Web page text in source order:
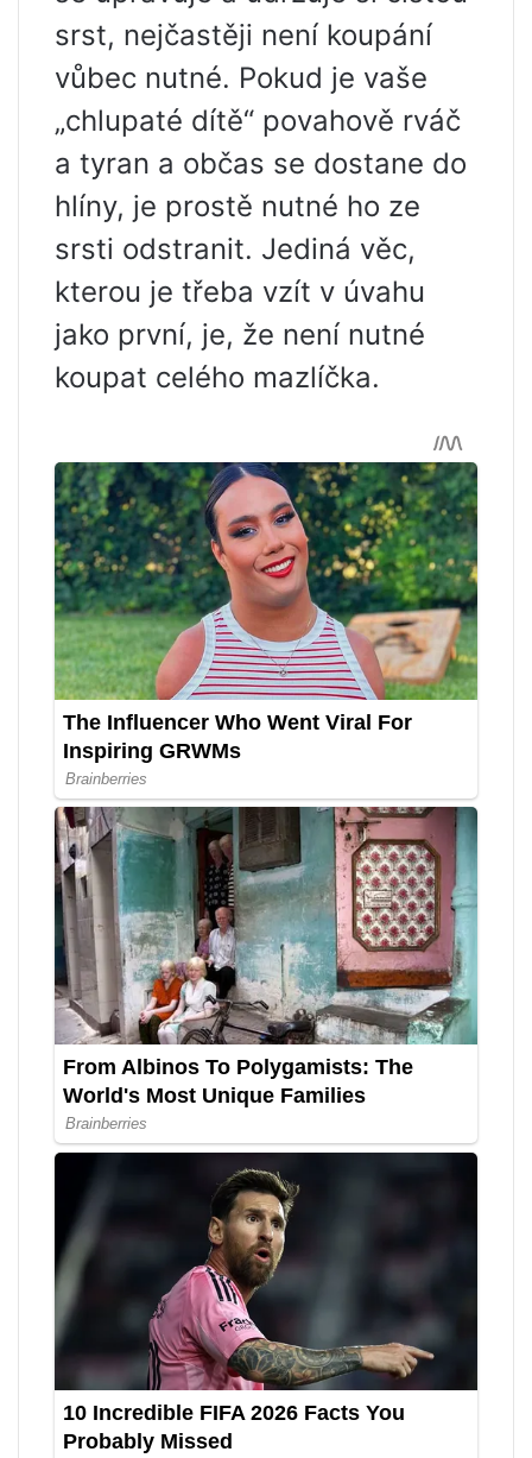
srst, nejčastěji není koupání
vůbec nutné. Pokud je vaše
„chlupaté dítě“ povahově rváč
a tyran a občas se dostane do
hlíny, je prostě nutné ho ze
srsti odstranit. Jediná věc,
kterou je třeba vzít v úvahu
jako první, je, že není nutné
koupat celého mazlíčka.